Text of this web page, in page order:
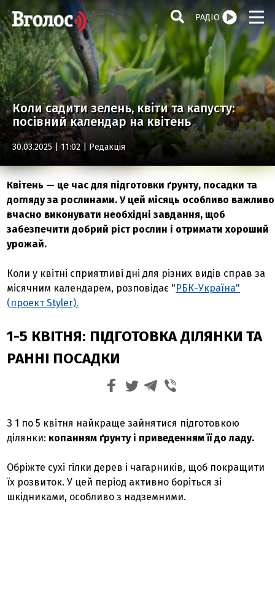
РАДІО
Коли садити зелень, квіти та капусту:
посівний календар на квітень
30.03.2025 | 11:02 | Редакція
Квітень — це час для підготовки ґрунту, посадки та
догляду за рослинами. У цей місяць особливо важливо
вчасно виконувати необхідні завдання, щоб
забезпечити добрий ріст рослин і отримати хороший
урожай.
Коли у квітні сприятливі дні для різних видів справ за
місячним календарем, розповідає "РБК-Україна"
(проект Styler).
1-5 КВІТНЯ: ПІДГОТОВКА ДІЛЯНКИ ТА
РАННІ ПОСАДКИ
З 1 по 5 квітня найкраще зайнятися підготовкою
ділянки: копанням ґрунту і приведенням її до ладу.
Обріжте сухі гілки дерев і чагарників, щоб покращити
їх розвиток. У цей період активно боріться зі
шкідниками, особливо з надземними.